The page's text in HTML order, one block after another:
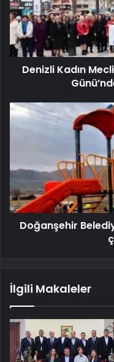
Denizli Kadın
Doğanşehir
İlgili Makaleler